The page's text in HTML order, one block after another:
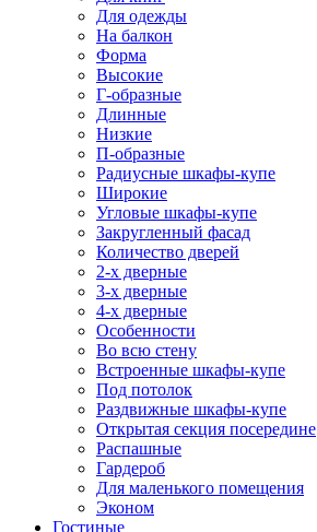
Для одежды
На балкон
Форма
Высокие
Г-образные
Длинные
Низкие
П-образные
Радиусные шкафы-купе
Широкие
Угловые шкафы-купе
Закругленный фасад
Количество дверей
2-х дверные
3-х дверные
4-х дверные
Особенности
Во всю стену
Встроенные шкафы-купе
Под потолок
Раздвижные шкафы-купе
Открытая секция посередине
Распашные
Гардероб
Для маленького помещения
Эконом
Гостиные